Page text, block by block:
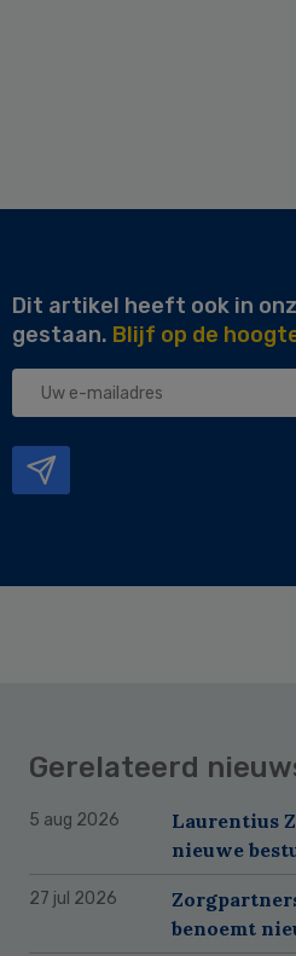
Dit artikel heeft ook in
gestaan. Blijf op de
Uw
Gerelateerd
5 aug 2026
Laurentius
nieuwe
27 jul 2026
benoemt